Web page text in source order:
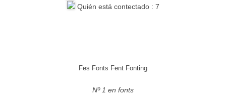
Quién está contectado : 7
Fes Fonts Fent Fonting
Nº 1 en fonts